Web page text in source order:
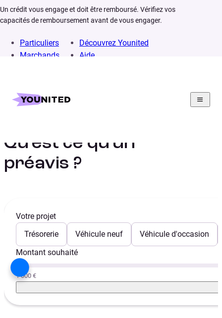
Un crédit vous engage et doit être remboursé. Vérifiez vos
capacités de remboursement avant de vous engager.
Particuliers
Marchands
Découvrez Younited
Aide
Home
Qu’est ce qu’un
préavis ?
Votre projet
Trésorerie
Véhicule neuf
Véhicule d'occasion
Montant souhaité
1 000 €